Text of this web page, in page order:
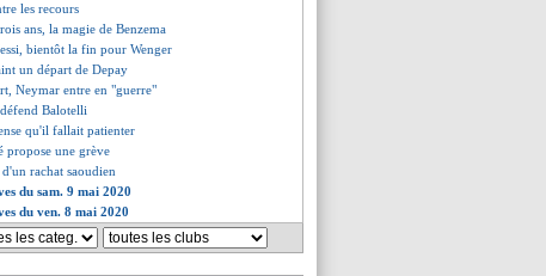
les recours
ans, la magie de Benzema
bientôt la fin pour Wenger
un départ de Depay
Neymar entre en "guerre"
défend Balotelli
qu'il fallait patienter
propose une grève
rachat saoudien
du sam. 9 mai 2020
du ven. 8 mai 2020